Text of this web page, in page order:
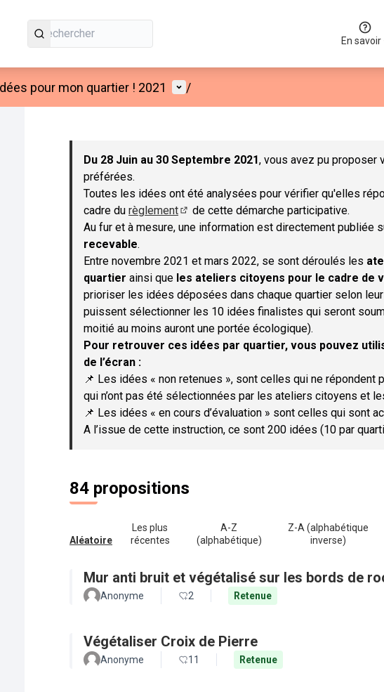
En savoir
pour mon quartier ! 2021 Menu utilisateur
/
Passer la carte
Du 28 Juin au 30 Septembre 2021, vous avez pu proposer
préférées.
Toutes les idées ont été analysées pour vérifier qu'elles
cadre du règlement
(S'ouvre dans un nouvel onglet)
de cette démarche participative.
Au fur et à mesure, une information est directement publiée
recevable.
Entre novembre 2021 et mars 2022, se sont déroulés les
quartier ainsi que les ateliers citoyens pour le cadre de
prioriser les idées déposées dans chaque quartier selon
puissent sélectionner les 10 idées finalistes qui seront
moitié au moins auront une portée écologique).
Pour retrouver ces idées par quartier, vous pouvez
de l’écran :
📌 Les idées « non retenues », sont celles qui ne
qui n’ont pas été sélectionnées par les ateliers citoyens et
📌 Les idées « en cours d’évaluation » sont celles qui sont
A l’issue de cette instruction, ce sont 200 idées (10 par
84 propositions
Aléatoire
Les plus
récentes
A-Z
(alphabétique)
Z-A (alphabétique
inverse)
Mur anti bruit et végétalisé sur les bords de
Anonyme 2 Retenue
Végétaliser Croix de Pierre
Anonyme 11 Retenue